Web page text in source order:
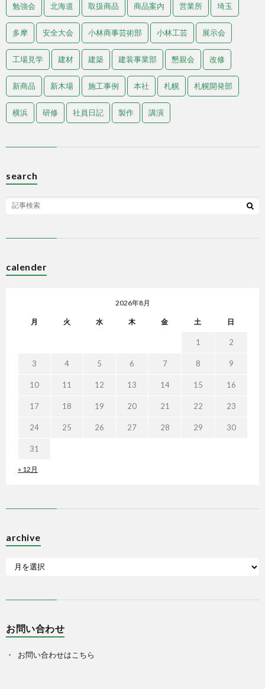
勉強会 北海道 取扱商品 商品案内 営業所 埼玉
多摩 安全大会 小林商事芸術部 小林工芸 展示会
工場見学 建材 建築 建装事業部 懇親会 改修
新商品 新木場 施工事例 本社 札幌 札幌開発部
横浜 研修 社員日記 製作 講演
search
calender
2026年8月
月 火 水 木 金 土 日
« 12月
1 2
3 4 5 6 7 8 9
10 11 12 13 14 15 16
17 18 19 20 21 22 23
24 25 26 27 28 29 30
31
archive
お問い合わせ
お問い合わせはこちら